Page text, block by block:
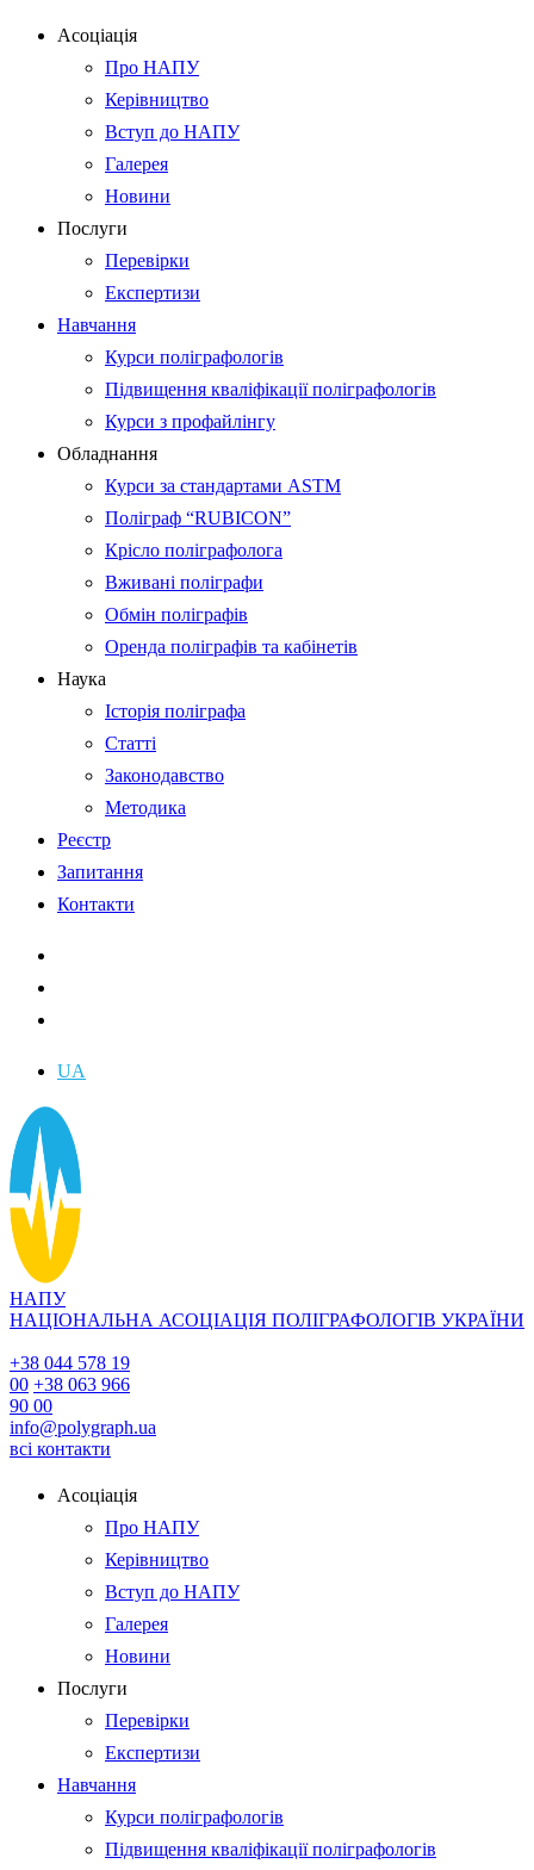
Асоціація
Про НАПУ
Керівництво
Вступ до НАПУ
Галерея
Новини
Послуги
Перевірки
Експертизи
Навчання
Курси поліграфологів
Підвищення кваліфікації поліграфологів
Курси з профайлінгу
Обладнання
Курси за стандартами ASTM
Поліграф “RUBICON”
Крісло поліграфолога
Вживані поліграфи
Обмін поліграфів
Оренда поліграфів та кабінетів
Наука
Історія поліграфа
Статті
Законодавство
Методика
Реєстр
Запитання
Контакти
UA
НАПУ
НАЦІОНАЛЬНА АСОЦІАЦІЯ ПОЛІГРАФОЛОГІВ УКРАЇНИ
+38 044 578 19
00 +38 063 966
90 00
info@polygraph.ua
всі контакти
Асоціація
Про НАПУ
Керівництво
Вступ до НАПУ
Галерея
Новини
Послуги
Перевірки
Експертизи
Навчання
Курси поліграфологів
Підвищення кваліфікації поліграфологів